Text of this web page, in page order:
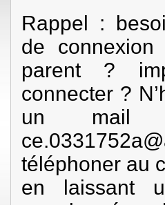
Rappel :
de
parent ?
connecter ?
un mail
téléphoner au
en laissant